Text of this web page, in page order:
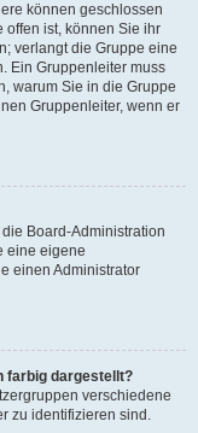
können geschlossen
offen ist, können Sie ihr
verlangt die Gruppe eine
Ein Gruppenleiter muss
warum Sie in die Gruppe
Gruppenleiter, wenn er
Board-Administration
eine eigene
einen Administrator
farbig dargestellt?
verschiedene
zu identifizieren sind.